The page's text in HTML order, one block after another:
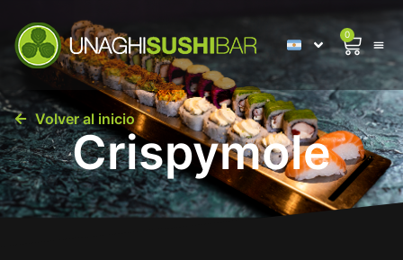
0
Volver al inicio
Crispymole